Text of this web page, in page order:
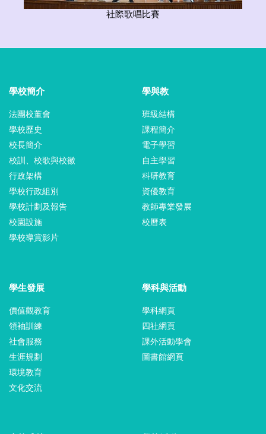
社際歌唱比賽
學校簡介
法團校董會
學校歷史
校長簡介
校訓、校歌與校徽
行政架構
學校行政組別
學校計劃及報告
校園設施
學校導賞影片
學與教
班級結構
課程簡介
電子學習
自主學習
科研教育
資優教育
教師專業發展
校曆表
學生發展
價值觀教育
領袖訓練
社會服務
生涯規劃
環境教育
文化交流
學科與活動
學科網頁
四社網頁
課外活動學會
圖書館網頁